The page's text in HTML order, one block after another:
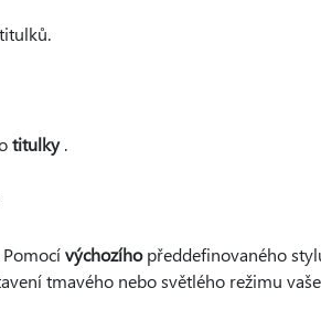
titulky.
výchozíhopředdefinovaného
tmavého nebo světlého režimu